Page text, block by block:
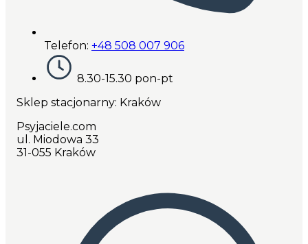
Telefon: +48 508 007 906
8.30-15.30 pon-pt
Sklep stacjonarny: Kraków
Psyjaciele.com
ul. Miodowa 33
31-055 Kraków